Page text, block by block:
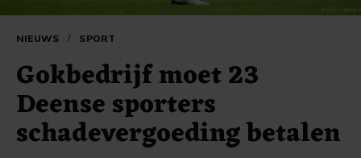
NIEUWS / SPORT
Gokbedrijf moet 23
Deense sporters
schadevergoeding betalen